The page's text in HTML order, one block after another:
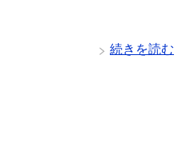
続きを読む